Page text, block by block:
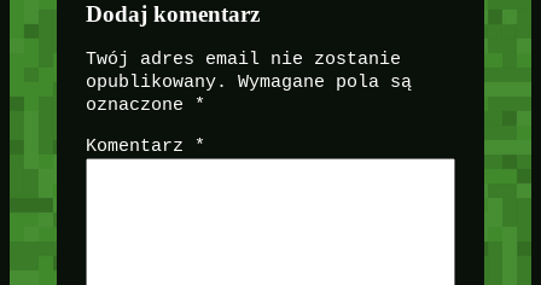
Dodaj komentarz
Twój adres email nie zostanie
opublikowany.
Wymagane pola są
oznaczone
*
Komentarz *